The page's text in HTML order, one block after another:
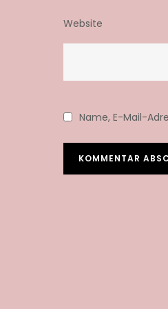
Website
Name, E-Mail-